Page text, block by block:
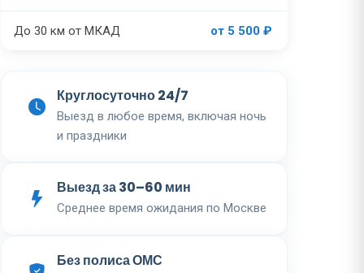
До 30 км от МКАД от 5 500 ₽
Круглосуточно 24/7
Выезд в любое время, включая ночь
и праздники
Выезд за 30–60 мин
Среднее время ожидания по Москве
Без полиса ОМС